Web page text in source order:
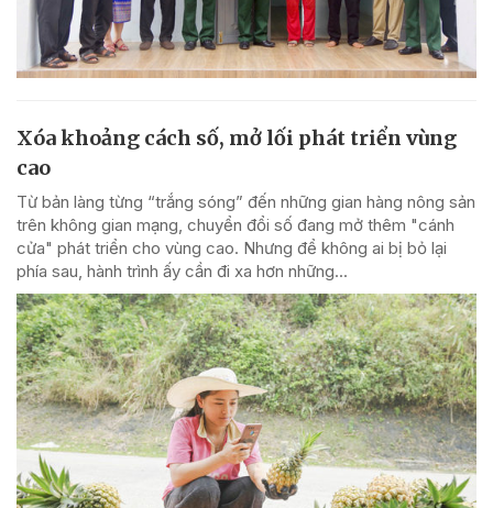
Xóa khoảng cách số, mở lối phát triển vùng
cao
Từ bản làng từng “trắng sóng” đến những gian hàng nông sản
trên không gian mạng, chuyển đổi số đang mở thêm "cánh
cửa" phát triển cho vùng cao. Nhưng để không ai bị bỏ lại
phía sau, hành trình ấy cần đi xa hơn những...